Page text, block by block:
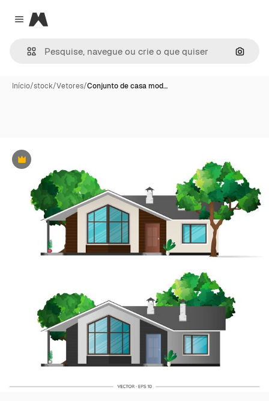
Close menu
Magnific
Início/stock/Vetores/Conjunto de casa mod…
Premium